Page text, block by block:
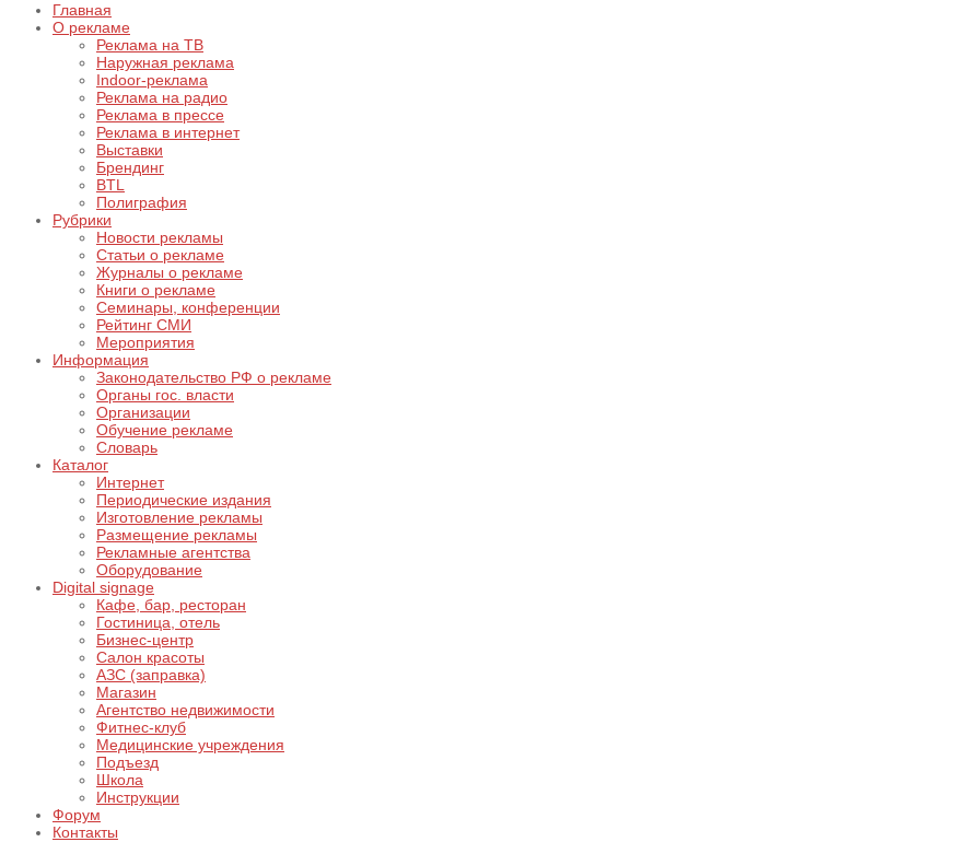
Главная
О рекламе
Реклама на ТВ
Наружная реклама
Indoor-реклама
Реклама на радио
Реклама в прессе
Реклама в интернет
Выставки
Брендинг
BTL
Полиграфия
Рубрики
Новости рекламы
Статьи о рекламе
Журналы о рекламе
Книги о рекламе
Семинары, конференции
Рейтинг СМИ
Мероприятия
Информация
Законодательство РФ о рекламе
Органы гос. власти
Организации
Обучение рекламе
Словарь
Каталог
Интернет
Периодические издания
Изготовление рекламы
Размещение рекламы
Рекламные агентства
Оборудование
Digital signage
Кафе, бар, ресторан
Гостиница, отель
Бизнес-центр
Салон красоты
АЗС (заправка)
Магазин
Агентство недвижимости
Фитнес-клуб
Медицинские учреждения
Подъезд
Школа
Инструкции
Форум
Контакты